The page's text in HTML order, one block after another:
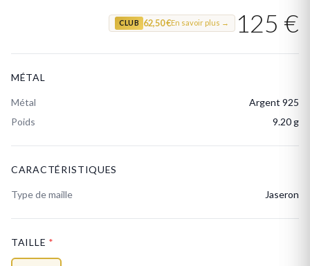
CLUB 62,50 €En savoir plus → 125 €
MÉTAL
Métal
Argent 925
Poids
9.20 g
CARACTÉRISTIQUES
Type de maille Jaseron
TAILLE *